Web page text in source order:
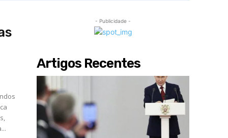
- Publicidade -
Artigos Recentes